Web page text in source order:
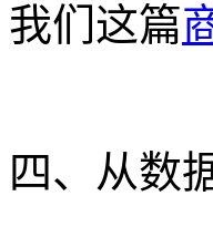
我们这篇
四、从数